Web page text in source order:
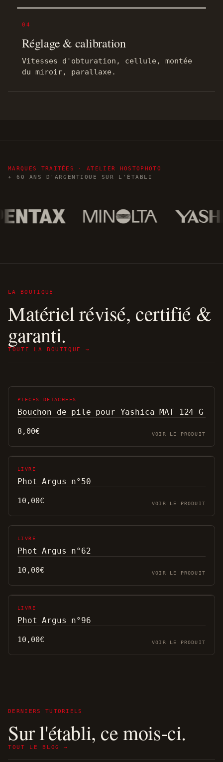
04
Réglage & calibration
Vitesses d'obturation, cellule, montée
du miroir, parallaxe.
MARQUES TRAITÉES · ATELIER HOSTOPHOTO
+ 60 ANS D'ARGENTIQUE SUR L'ÉTABLI
LA BOUTIQUE
Matériel révisé, certifié &
garanti.
TOUTE LA BOUTIQUE →
PIÈCES DÉTACHÉES
Bouchon de pile pour Yashica MAT 124 G
8,00€ VOIR LE PRODUIT
LIVRE
Phot Argus n°50
10,00€ VOIR LE PRODUIT
LIVRE
Phot Argus n°62
10,00€ VOIR LE PRODUIT
LIVRE
Phot Argus n°96
10,00€ VOIR LE PRODUIT
DERNIERS TUTORIELS
Sur l'établi, ce mois-ci.
TOUT LE BLOG →